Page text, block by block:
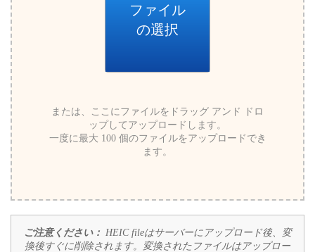
ファイル
の選択
または、ここにファイルをドラッグ アンド ドロ
ップしてアップロードします。
一度に最大 100 個のファイルをアップロードでき
ます。
ご注意ください： HEIC fileはサーバーにアップロード後、変
換後すぐに削除されます。変換されたファイルはアップロー